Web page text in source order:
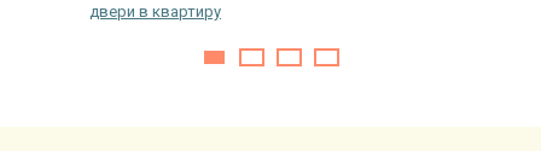
двери в квартиру